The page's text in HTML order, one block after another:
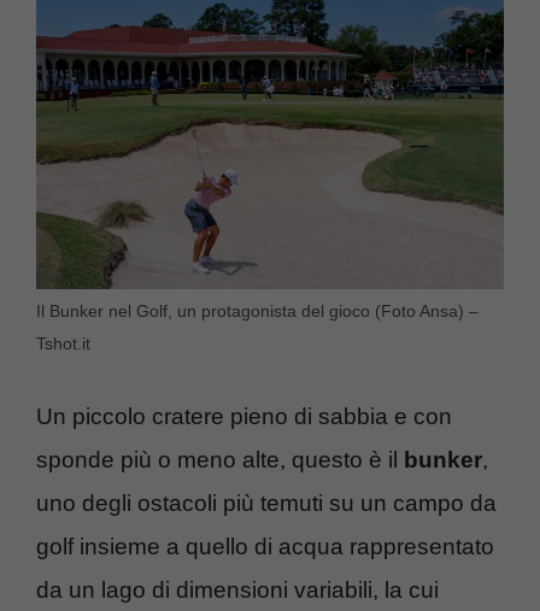
Il Bunker nel Golf, un protagonista del gioco (Foto Ansa) –
Tshot.it
Un piccolo cratere pieno di sabbia e con
sponde più o meno alte, questo è il bunker,
uno degli ostacoli più temuti su un campo da
golf insieme a quello di acqua rappresentato
da un lago di dimensioni variabili, la cui